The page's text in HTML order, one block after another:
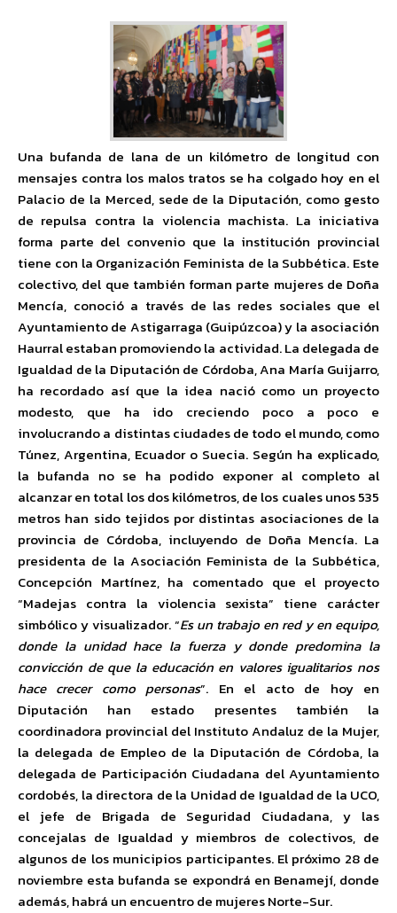
Una bufanda de lana de un kilómetro de longitud con
mensajes contra los malos tratos se ha colgado hoy en el
Palacio de la Merced, sede de la Diputación, como gesto
de repulsa contra la violencia machista. La iniciativa
forma parte del convenio que la institución provincial
tiene con la Organización Feminista de la Subbética. Este
colectivo, del que también forman parte mujeres de Doña
Mencía, conoció a través de las redes sociales que el
Ayuntamiento de Astigarraga (Guipúzcoa) y la asociación
Haurral estaban promoviendo la actividad. La delegada de
Igualdad de la Diputación de Córdoba, Ana María Guijarro,
ha recordado así que la idea nació como un proyecto
modesto, que ha ido creciendo poco a poco e
involucrando a distintas ciudades de todo el mundo, como
Túnez, Argentina, Ecuador o Suecia. Según ha explicado,
la bufanda no se ha podido exponer al completo al
alcanzar en total los dos kilómetros, de los cuales unos 535
metros han sido tejidos por distintas asociaciones de la
provincia de Córdoba, incluyendo de Doña Mencía. La
presidenta de la Asociación Feminista de la Subbética,
Concepción Martínez, ha comentado que el proyecto
“Madejas contra la violencia sexista” tiene carácter
simbólico y visualizador. “Es un trabajo en red y en equipo,
donde la unidad hace la fuerza y donde predomina la
convicción de que la educación en valores igualitarios nos
hace crecer como personas”. En el acto de hoy en
Diputación han estado presentes también la
coordinadora provincial del Instituto Andaluz de la Mujer,
la delegada de Empleo de la Diputación de Córdoba, la
delegada de Participación Ciudadana del Ayuntamiento
cordobés, la directora de la Unidad de Igualdad de la UCO,
el jefe de Brigada de Seguridad Ciudadana, y las
concejalas de Igualdad y miembros de colectivos, de
algunos de los municipios participantes. El próximo 28 de
noviembre esta bufanda se expondrá en Benamejí, donde
además, habrá un encuentro de mujeres Norte-Sur.